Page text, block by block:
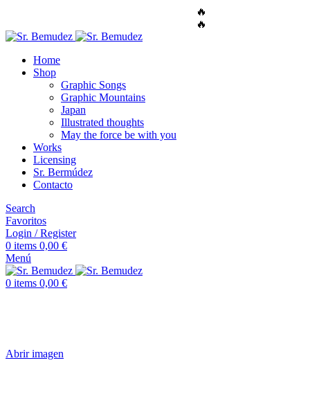
🔥
🔥
Home
Shop
Graphic Songs
Graphic Mountains
Japan
Illustrated thoughts
May the force be with you
Works
Licensing
Sr. Bermúdez
Contacto
Search
Favoritos
Login / Register
0 items 0,00 €
Menú
0 items 0,00 €
Abrir imagen